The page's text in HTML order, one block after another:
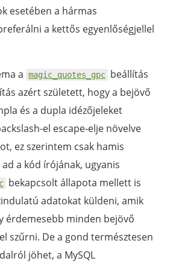
esetében a hármas
a kettős egyenlőségjellel
a magic_quotes_gpc beállítás
azért született, hogy a bejövő
és a dupla idézőjeleket
el escape-elje növelve
ez szerintem csak hamis
a kód írójának, ugyanis
bekapcsolt állapota mellett is
adatokat küldeni, amik
érdemesebb minden bejövő
szűrni. De a gond természtesen
jöhet, a MySQL